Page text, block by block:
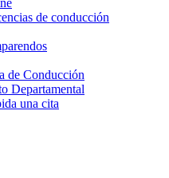
de conducción
de Conducción
Departamental
una cita